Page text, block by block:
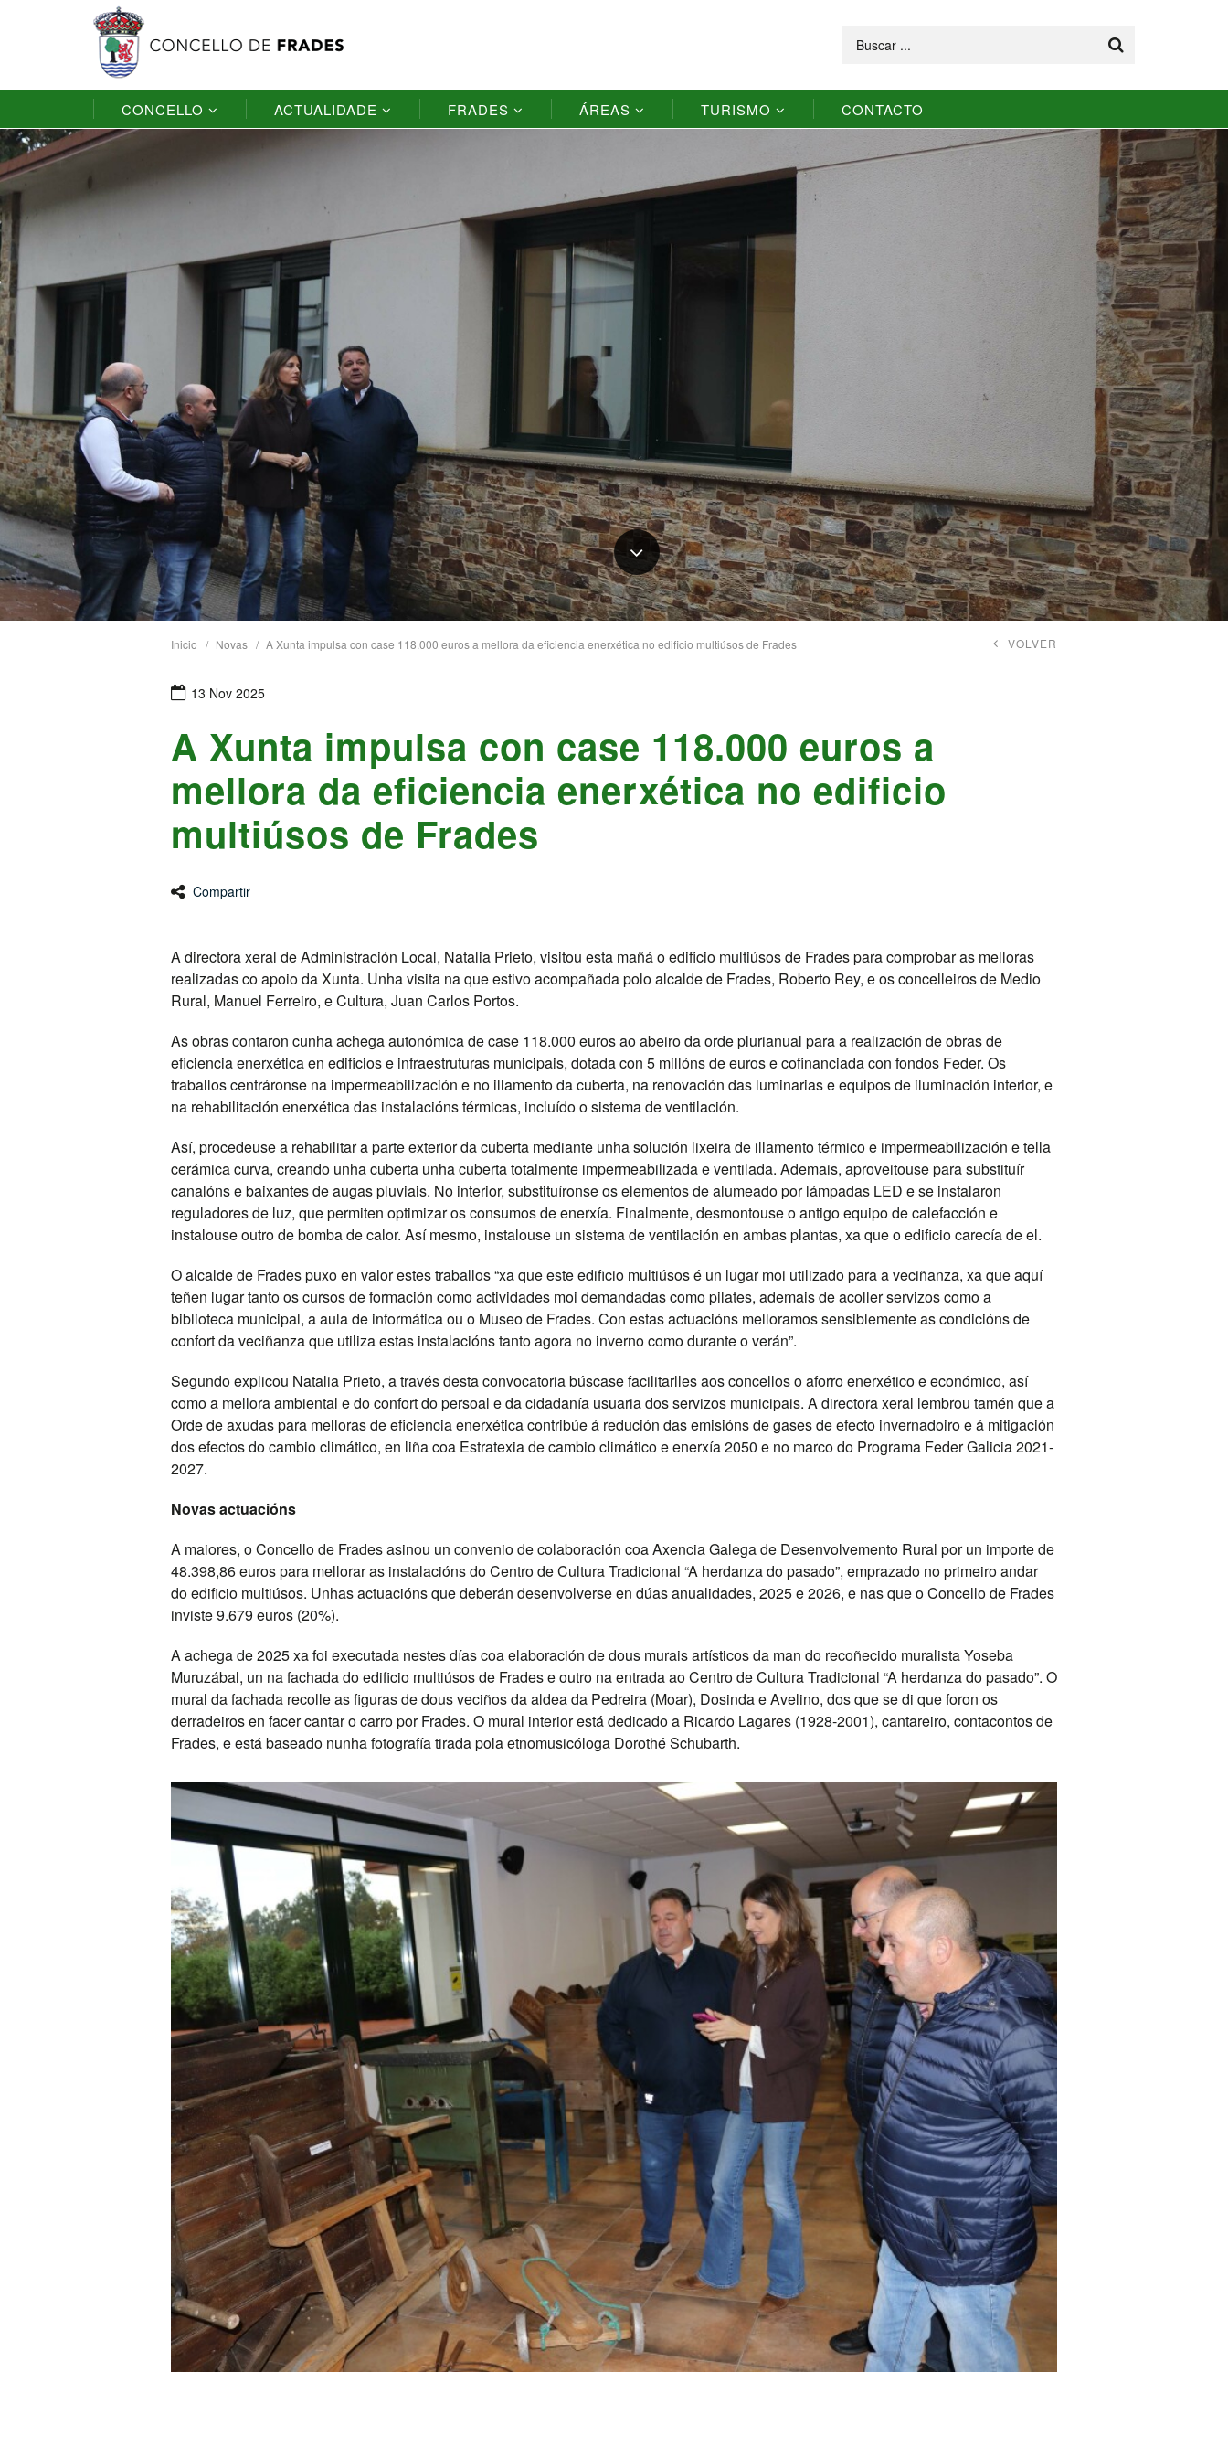
CONCELLO ACTUALIDADE FRADES ÁREAS TURISMO CONTACTO
Inicio Novas A Xunta impulsa con case 118.000 euros a mellora da eficiencia enerxética no edificio multiúsos de Frades VOLVER
13 Nov 2025
A Xunta impulsa con case 118.000 euros a
mellora da eficiencia enerxética no edificio
multiúsos de Frades
Compartir
A directora xeral de Administración Local, Natalia Prieto, visitou esta mañá o edificio multiúsos de Frades para comprobar as melloras
realizadas co apoio da Xunta. Unha visita na que estivo acompañada polo alcalde de Frades, Roberto Rey, e os concelleiros de Medio
Rural, Manuel Ferreiro, e Cultura, Juan Carlos Portos.
As obras contaron cunha achega autonómica de case 118.000 euros ao abeiro da orde plurianual para a realización de obras de
eficiencia enerxética en edificios e infraestruturas municipais, dotada con 5 millóns de euros e cofinanciada con fondos Feder. Os
traballos centráronse na impermeabilización e no illamento da cuberta, na renovación das luminarias e equipos de iluminación interior, e
na rehabilitación enerxética das instalacións térmicas, incluído o sistema de ventilación.
Así, procedeuse a rehabilitar a parte exterior da cuberta mediante unha solución lixeira de illamento térmico e impermeabilización e tella
cerámica curva, creando unha cuberta unha cuberta totalmente impermeabilizada e ventilada. Ademais, aproveitouse para substituír
canalóns e baixantes de augas pluviais. No interior, substituíronse os elementos de alumeado por lámpadas LED e se instalaron
reguladores de luz, que permiten optimizar os consumos de enerxía. Finalmente, desmontouse o antigo equipo de calefacción e
instalouse outro de bomba de calor. Así mesmo, instalouse un sistema de ventilación en ambas plantas, xa que o edificio carecía de el.
O alcalde de Frades puxo en valor estes traballos “xa que este edificio multiúsos é un lugar moi utilizado para a veciñanza, xa que aquí
teñen lugar tanto os cursos de formación como actividades moi demandadas como pilates, ademais de acoller servizos como a
biblioteca municipal, a aula de informática ou o Museo de Frades. Con estas actuacións melloramos sensiblemente as condicións de
confort da veciñanza que utiliza estas instalacións tanto agora no inverno como durante o verán”.
Segundo explicou Natalia Prieto, a través desta convocatoria búscase facilitarlles aos concellos o aforro enerxético e económico, así
como a mellora ambiental e do confort do persoal e da cidadanía usuaria dos servizos municipais. A directora xeral lembrou tamén que a
Orde de axudas para melloras de eficiencia enerxética contribúe á redución das emisións de gases de efecto invernadoiro e á mitigación
dos efectos do cambio climático, en liña coa Estratexia de cambio climático e enerxía 2050 e no marco do Programa Feder Galicia 2021-
2027.
Novas actuacións
A maiores, o Concello de Frades asinou un convenio de colaboración coa Axencia Galega de Desenvolvemento Rural por un importe de
48.398,86 euros para mellorar as instalacións do Centro de Cultura Tradicional “A herdanza do pasado”, emprazado no primeiro andar
do edificio multiúsos. Unhas actuacións que deberán desenvolverse en dúas anualidades, 2025 e 2026, e nas que o Concello de Frades
inviste 9.679 euros (20%).
A achega de 2025 xa foi executada nestes días coa elaboración de dous murais artísticos da man do recoñecido muralista Yoseba
Muruzábal, un na fachada do edificio multiúsos de Frades e outro na entrada ao Centro de Cultura Tradicional “A herdanza do pasado”. O
mural da fachada recolle as figuras de dous veciños da aldea da Pedreira (Moar), Dosinda e Avelino, dos que se di que foron os
derradeiros en facer cantar o carro por Frades. O mural interior está dedicado a Ricardo Lagares (1928-2001), cantareiro, contacontos de
Frades, e está baseado nunha fotografía tirada pola etnomusicóloga Dorothé Schubarth.